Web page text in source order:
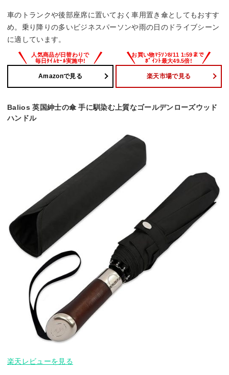
車のトランクや後部座席に置いておく車用置き傘としてもおすす
め。乗り降りの多いビジネスパーソンや雨の日のドライブシーン
に適しています。
Amazonで見る 楽天市場で見る
Balios 英国紳士の傘 手に馴染む上質なゴールデンローズウッド
ハンドル
楽天レビューを見る